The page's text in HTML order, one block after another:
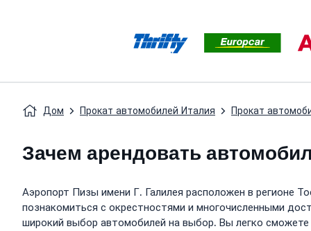
Дом Прокат автомобилей Италия Прокат
Зачем арендовать
Аэропорт Пизы имени Г. Галилея расположен в регионе
познакомиться с окрестностями и многочисленными
широкий выбор автомобилей на выбор. Вы легко